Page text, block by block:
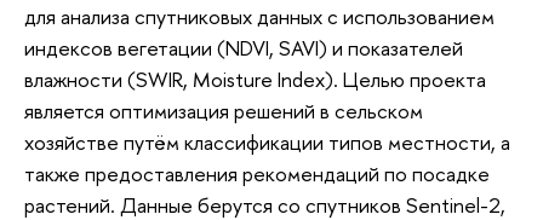
для анализа спутниковых данных с использованием
индексов вегетации (NDVI, SAVI) и показателей
влажности (SWIR, Moisture Index). Целью проекта
является оптимизация решений в сельском
хозяйстве путём классификации типов местности, а
также предоставления рекомендаций по посадке
растений. Данные берутся со спутников Sentinel-2,